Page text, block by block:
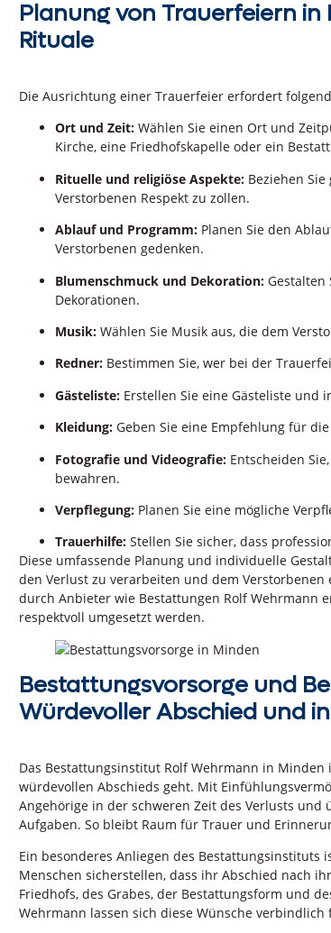
Planung von Trauerfeiern
Rituale
Die Ausrichtung einer Trauerfeier erfordert
Ort und Zeit: Wählen Sie einen Ort und
Kirche, eine Friedhofskapelle oder ein
Rituelle und religiöse Aspekte: Beziehen
Verstorbenen Respekt zu zollen.
Ablauf und Programm: Planen Sie den
Verstorbenen gedenken.
Blumenschmuck und Dekoration: Gestalten
Dekorationen.
Musik: Wählen Sie Musik aus, die dem
Redner: Bestimmen Sie, wer bei der
Gästeliste: Erstellen Sie eine Gästeliste und
Kleidung: Geben Sie eine Empfehlung für
Fotografie und Videografie: Entscheiden
bewahren.
Verpflegung: Planen Sie eine mögliche
Trauerhilfe: Stellen Sie sicher, dass
Diese umfassende Planung und individuelle
den Verlust zu verarbeiten und dem
durch Anbieter wie Bestattungen Rolf Wehrmann
respektvoll umgesetzt werden.
Bestattungsvorsorge und
Würdevoller Abschied und
Das Bestattungsinstitut Rolf Wehrmann in
würdevollen Abschieds geht. Mit
Angehörige in der schweren Zeit des Verlusts
Aufgaben. So bleibt Raum für Trauer und
Ein besonderes Anliegen des Bestattungsinstituts
Menschen sicherstellen, dass ihr Abschied nach
Friedhofs, des Grabes, der Bestattungsform und
Wehrmann lassen sich diese Wünsche